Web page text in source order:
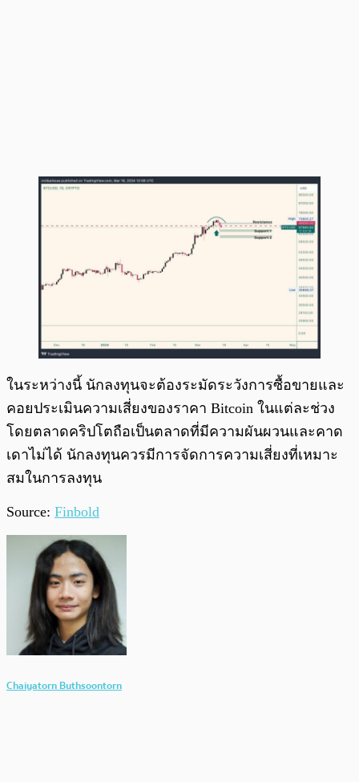
ในระหว่างนี้ นักลงทุนจะต้องระมัดระวังการซื้อขายและ
คอยประเมินความเสี่ยงของราคา Bitcoin ในแต่ละช่วง
โดยตลาดคริปโตถือเป็นตลาดที่มีความผันผวนและคาด
เดาไม่ได้ นักลงทุนควรมีการจัดการความเสี่ยงที่เหมาะ
สมในการลงทุน
Source: Finbold
Chaiyatorn Buthsoontorn